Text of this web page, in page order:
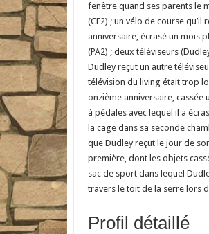
fenêtre quand ses parents le
(CF2) ; un vélo de course
anniversaire, écrasé un mois
(PA2) ; deux téléviseurs
Dudley reçut un autre
télévision du living était trop
onzième anniversaire, cassée
à pédales avec lequel il a
la cage dans sa seconde
que Dudley reçut le jour de
première, dont les objets
sac de sport dans lequel
travers le toit de la serre lors
Profil détaillé